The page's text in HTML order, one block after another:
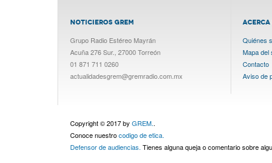
NOTICIEROS GREM
Grupo Radio Estéreo Mayrán
Acuña 276 Sur., 27000 Torreón
01 871 711 0260
actualidadesgrem@gremradio.com.mx
Quiénes
Mapa del
Contacto
Aviso de
Copyright © 2017 by GREM..
Conoce nuestrocodigo de etica.
Defensor de audiencias. Tienes alguna queja o comentario sobre